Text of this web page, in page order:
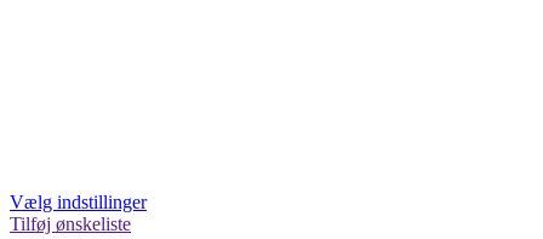
Vælg indstillinger
Tilføj ønskeliste